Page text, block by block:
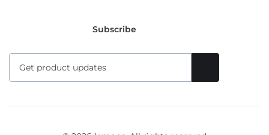
Subscribe